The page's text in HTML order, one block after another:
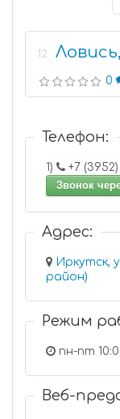
12
0
Телефон:
1)
Звонок
Адрес:
Иркутск,
район)
Режим
пн-пт
Веб-